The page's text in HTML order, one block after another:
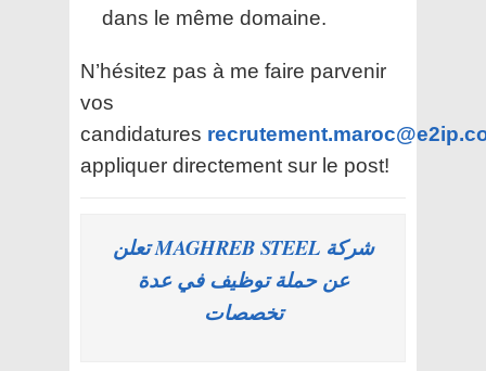
dans le même domaine.
N’hésitez pas à me faire parvenir
vos
candidatures
appliquer directement sur le post!
شركة MAGHREB STEEL تعلن
عن حملة توظيف في عدة
تخصصات